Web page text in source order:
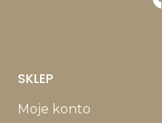
SKLEP
Moje konto